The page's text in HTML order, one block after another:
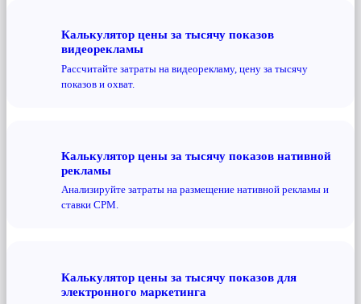
Калькулятор цены за тысячу показов
видеорекламы
Рассчитайте затраты на видеорекламу, цену за тысячу
показов и охват.
Калькулятор цены за тысячу показов нативной
рекламы
Анализируйте затраты на размещение нативной рекламы и
ставки CPM.
Калькулятор цены за тысячу показов для
электронного маркетинга